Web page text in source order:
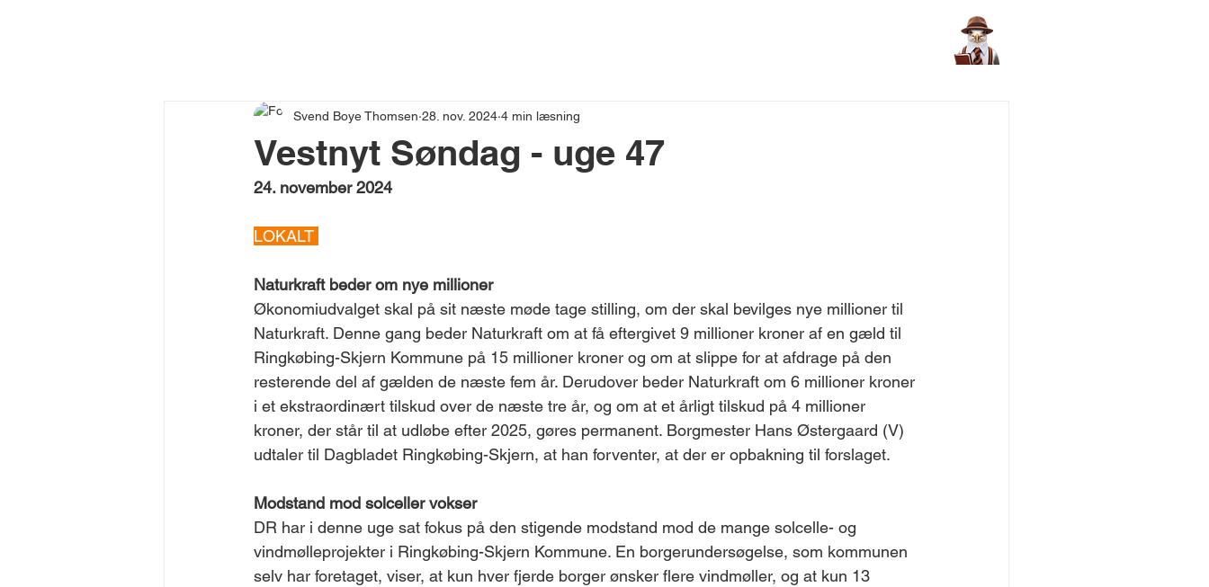
Vestnyt Søndag - uge 47
Svend Boye Thomsen 28. nov. 2024 4 min læsning
24. november 2024
LOKALT
Naturkraft beder om nye millioner
Økonomiudvalget skal på sit næste møde tage stilling, om der skal bevilges nye millioner til
Naturkraft. Denne gang beder Naturkraft om at få eftergivet 9 millioner kroner af en gæld til
Ringkøbing-Skjern Kommune på 15 millioner kroner og om at slippe for at afdrage på den
resterende del af gælden de næste fem år. Derudover beder Naturkraft om 6 millioner kroner
i et ekstraordinært tilskud over de næste tre år, og om at et årligt tilskud på 4 millioner
kroner, der står til at udløbe efter 2025, gøres permanent. Borgmester Hans Østergaard (V)
udtaler til Dagbladet Ringkøbing-Skjern, at han forventer, at der er opbakning til forslaget.
Modstand mod solceller vokser
DR har i denne uge sat fokus på den stigende modstand mod de mange solcelle- og
vindmølleprojekter i Ringkøbing-Skjern Kommune. En borgerundersøgelse, som kommunen
selv har foretaget, viser, at kun hver fjerde borger ønsker flere vindmøller, og at kun 13